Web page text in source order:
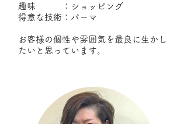
趣味 ：ショッピング
得意な技術：パーマ
お客様の個性や雰囲気を最良に生かし
たいと思っています。